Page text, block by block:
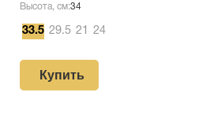
Высота, см:34
33.5 29.5 21 24
Купить